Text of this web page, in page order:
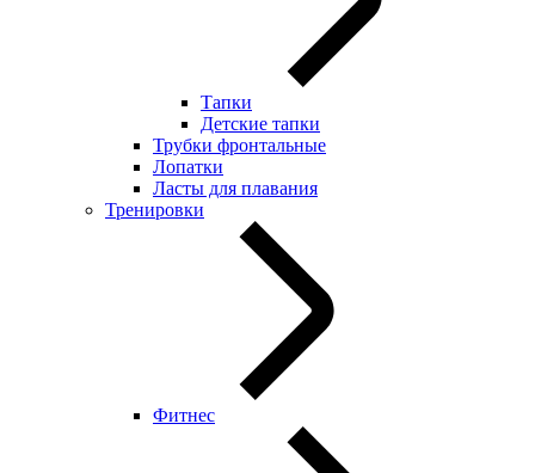
Тапки
Детские тапки
Трубки фронтальные
Лопатки
Ласты для плавания
Тренировки
Фитнес